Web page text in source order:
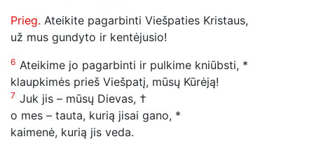
Prieg. Ateikite pagarbinti Viešpaties Kristaus,
už mus gundyto ir kentėjusio!
6 Ateikime jo pagarbinti ir pulkime kniūbsti, *
klaupkimės prieš Viešpatį, mūsų Kūrėją!
7 Juk jis – mūsų Dievas, †
o mes – tauta, kurią jisai gano, *
kaimenė, kurią jis veda.